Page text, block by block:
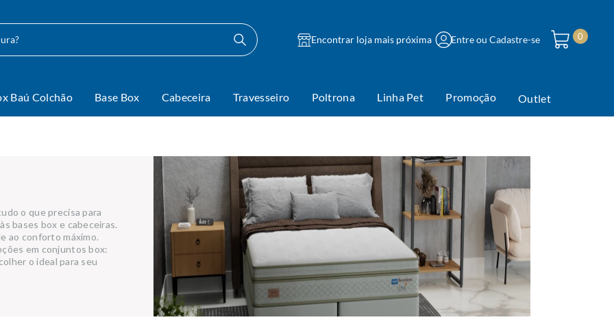
Encontrar loja mais próxima Entre ou Cadastre-se 0
Baú Colchão Base Box Cabeceira Travesseiro Poltrona Linha Pet Promoção Outlet
o que precisa para
bases box e cabeceiras.
ao conforto máximo.
em conjuntos box:
o ideal para seu